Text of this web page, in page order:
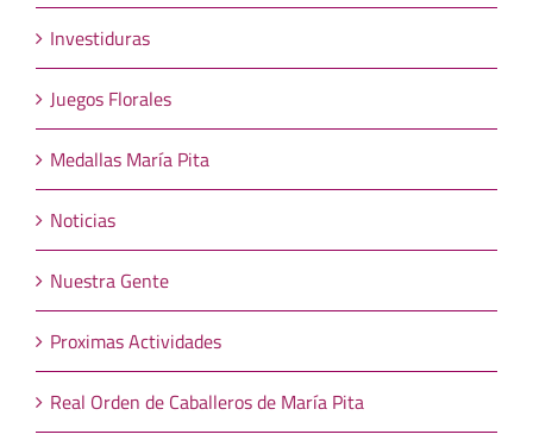
Investiduras
Juegos Florales
Medallas María Pita
Noticias
Nuestra Gente
Proximas Actividades
Real Orden de Caballeros de María Pita